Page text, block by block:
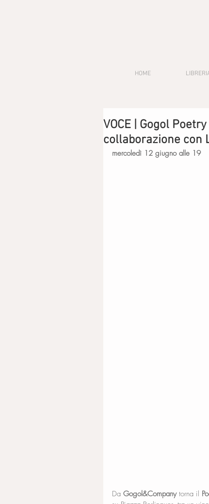
HOME
VOCE | Gogol
collaborazione con
mercoledì 12 giugno alle 19
Da Gogol&Company torna il